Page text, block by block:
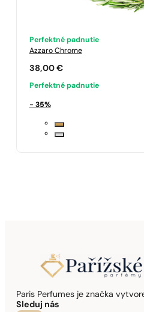
Perfektné padnutie
Azzaro Chrome
38,00 €
Perfektné padnutie
- 35%
Paris Perfumes je značka
Sleduj nás